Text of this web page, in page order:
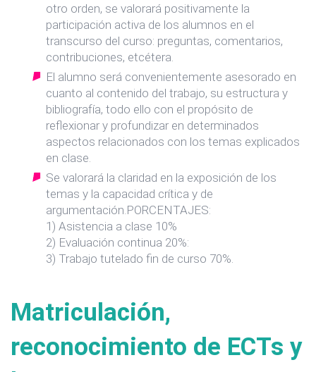
otro orden, se valorará positivamente la
participación activa de los alumnos en el
transcurso del curso: preguntas, comentarios,
contribuciones, etcétera.
El alumno será convenientemente asesorado en
cuanto al contenido del trabajo, su estructura y
bibliografía, todo ello con el propósito de
reflexionar y profundizar en determinados
aspectos relacionados con los temas explicados
en clase.
Se valorará la claridad en la exposición de los
temas y la capacidad crítica y de
argumentación.PORCENTAJES:
1) Asistencia a clase 10%
2) Evaluación continua 20%:
3) Trabajo tutelado fin de curso 70%.
Matriculación,
reconocimiento de ECTs y